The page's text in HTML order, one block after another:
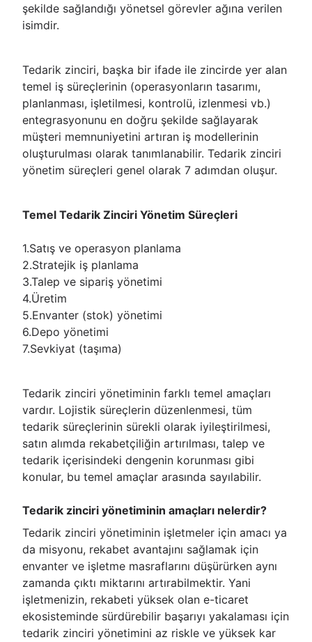
şekilde sağlandığı yönetsel görevler ağına verilen
isimdir.
Tedarik zinciri, başka bir ifade ile zincirde yer alan
temel iş süreçlerinin (operasyonların tasarımı,
planlanması, işletilmesi, kontrolü, izlenmesi vb.)
entegrasyonunu en doğru şekilde sağlayarak
müşteri memnuniyetini artıran iş modellerinin
oluşturulması olarak tanımlanabilir. Tedarik zinciri
yönetim süreçleri genel olarak 7 adımdan oluşur.
Temel Tedarik Zinciri Yönetim Süreçleri
1.Satış ve operasyon planlama
2.Stratejik iş planlama
3.Talep ve sipariş yönetimi
4.Üretim
5.Envanter (stok) yönetimi
6.Depo yönetimi
7.Sevkiyat (taşıma)
Tedarik zinciri yönetiminin farklı temel amaçları
vardır. Lojistik süreçlerin düzenlenmesi, tüm
tedarik süreçlerinin sürekli olarak iyileştirilmesi,
satın alımda rekabetçiliğin artırılması, talep ve
tedarik içerisindeki dengenin korunması gibi
konular, bu temel amaçlar arasında sayılabilir.
Tedarik zinciri yönetiminin amaçları nelerdir?
Tedarik zinciri yönetiminin işletmeler için amacı ya
da misyonu, rekabet avantajını sağlamak için
envanter ve işletme masraflarını düşürürken aynı
zamanda çıktı miktarını artırabilmektir. Yani
işletmenizin, rekabeti yüksek olan e-ticaret
ekosisteminde sürdürebilir başarıyı yakalaması için
tedarik zinciri yönetimini az riskle ve yüksek kar